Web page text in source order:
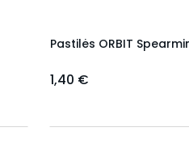
Pastilės ORBIT
1,40 €